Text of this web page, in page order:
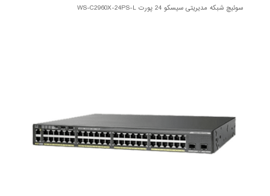
سوئیچ شبکه مدیریتی سیسکو 24 پورت WS-C2960X-24PS-L